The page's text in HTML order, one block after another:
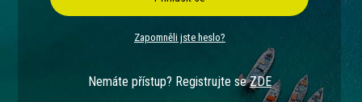
Zapomněli jste heslo?
Nemáte přístup? Registrujte seZDE